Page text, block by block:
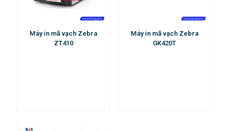
Máy in mã vạch Zebra
ZT410
Máy in mã vạch Zebra
GK420T